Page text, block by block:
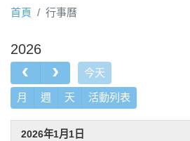
首頁 行事曆
今天
2026
月 週 天 活動列表
2026年1月1日